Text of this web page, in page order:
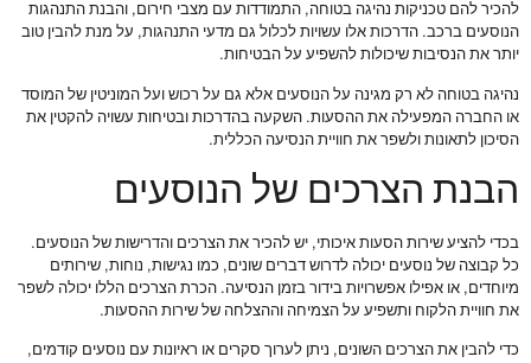
להכיר להם טכניקות נהיגה בטוחה, התמודדות עם מצבי חירום, והבנת התנהגות
הנוסעים ברכב. הדרכות אלו עשויות לכלול גם מדעי התנהגות, על מנת להבין טוב
יותר את הנסיבות שיכולות להשפיע על הבטיחות.
נהיגה בטוחה לא רק מגינה על הנוסעים אלא גם על רכוש ועל המוניטין של המוסד
או החברה המפעילה את ההסעות. השקעה בהדרכות ובטיחות עשויה להקטין את
הסיכון לתאונות ולשפר את חוויית הנסיעה הכללית.
הבנת הצרכים של הנוסעים
בכדי להציע שירות הסעות איכותי, יש להכיר את הצרכים והדרישות של הנוסעים.
כל קבוצה של נוסעים יכולה לדרוש דברים שונים, כמו נגישות, נוחות, שירותים
מיוחדים, או אפילו אפשרויות בידור בזמן הנסיעה. הכרת הצרכים הללו יכולה לשפר
את חוויית הלקוח ותשפיע על הצמיחה וההצלחה של שירות ההסעות.
כדי להבין את הצרכים השונים, ניתן לערוך סקרים או ראיונות עם נוסעים קודמים,